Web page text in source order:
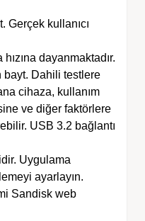
Gerçek kullanıcı
dayanmaktadır.
bayt. Dahili testlere
cihaza, kullanım
ve diğer faktörlere
USB 3.2 bağlantı
Uygulama
ayarlayın.
Sandisk web